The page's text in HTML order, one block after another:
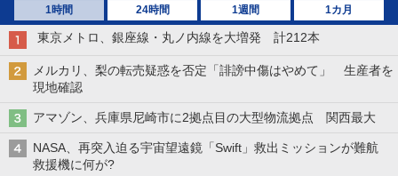
1時間 24時間 1週間 1カ月
東京メトロ、銀座線・丸ノ内線を大増発 計212本
メルカリ、梨の転売疑惑を否定「誹謗中傷はやめて」 生産者を
現地確認
アマゾン、兵庫県尼崎市に2拠点目の大型物流拠点 関西最大
NASA、再突入迫る宇宙望遠鏡「Swift」救出ミッションが難航
救援機に何が?